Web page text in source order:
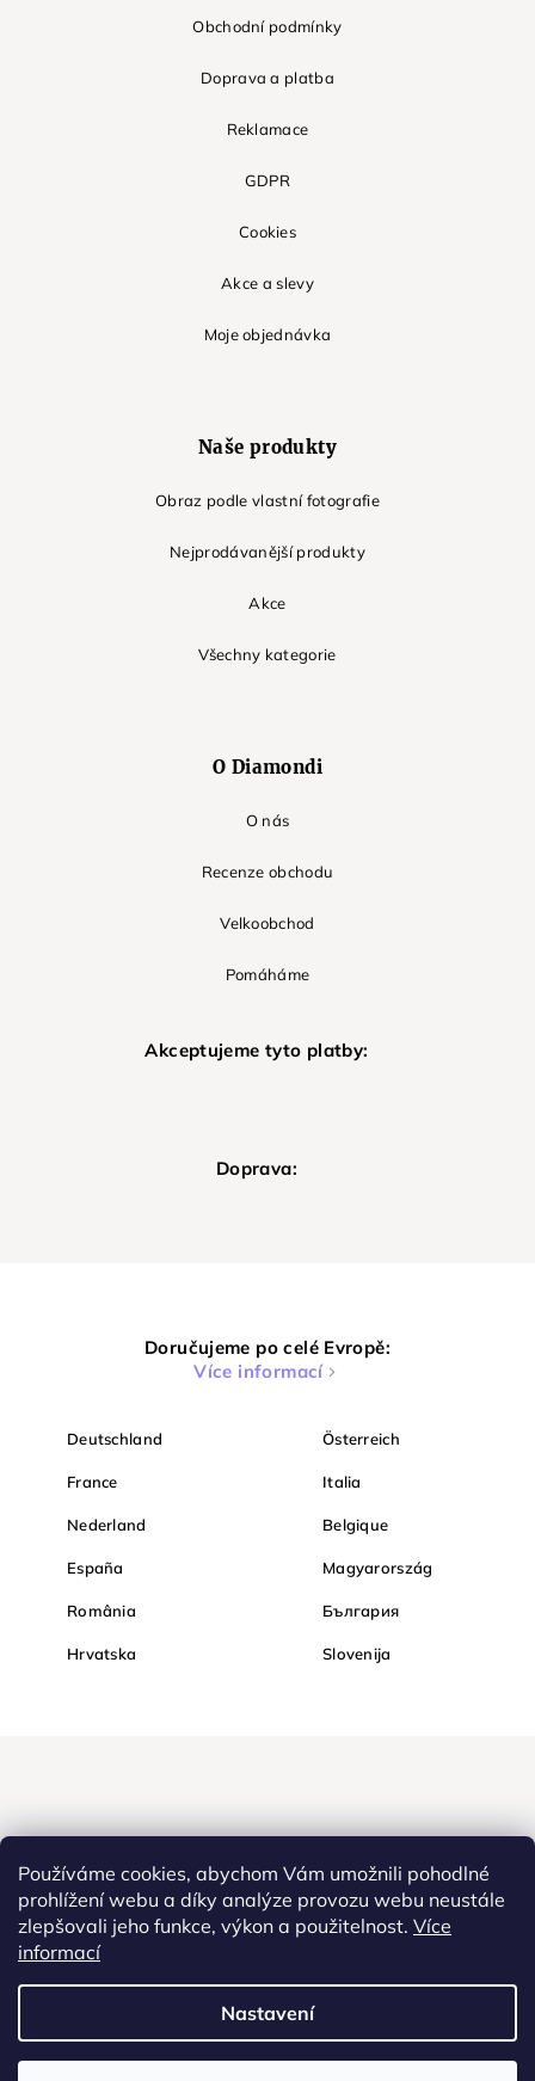
Používáme cookies, abychom Vám umožnili pohodlné
prohlížení webu a díky analýze provozu webu neustále
zlepšovali jeho funkce, výkon a použitelnost. Více
informací
Nastavení
Obchodní podmínky
Doprava a platba
Reklamace
GDPR
Cookies
Akce a slevy
Moje objednávka
Naše produkty
Obraz podle vlastní fotografie
Nejprodávanější produkty
Akce
Všechny kategorie
O Diamondi
O nás
Recenze obchodu
Velkoobchod
Pomáháme
Akceptujeme tyto platby:
Doprava:
Doručujeme po celé Evropě:
Více informací
Deutschland Österreich
France Italia
Nederland Belgique
España Magyarország
România България
Hrvatska Slovenija
Nakupujte na Diamondi bezpečně a bez obav. Díky HTTPS
podobě.